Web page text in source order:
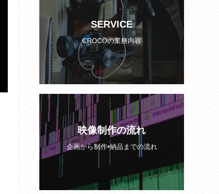
SERVICE
CROCOの業務内容
映像制作の流れ
企画から制作•納品までの流れ